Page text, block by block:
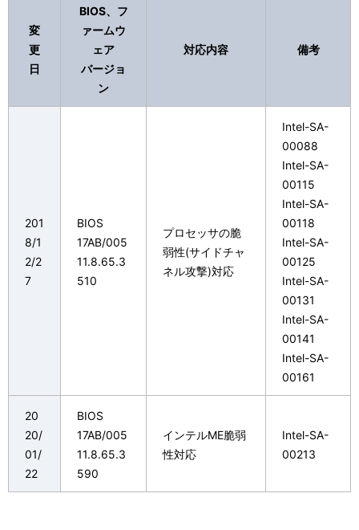
変
更
日
BIOS、フ
ァームウ
ェア
バージョ
ン
対応内容 備考
201
8/1
2/2
7
BIOS
17AB/005
11.8.65.3
510
プロセッサの脆
弱性(サイドチャ
ネル攻撃)対応
Intel-SA-
00088
Intel-SA-
00115
Intel-SA-
00118
Intel-SA-
00125
Intel-SA-
00131
Intel-SA-
00141
Intel-SA-
00161
20
20/
01/
22
BIOS
17AB/005
11.8.65.3
590
インテルME脆弱
性対応
Intel-SA-
00213